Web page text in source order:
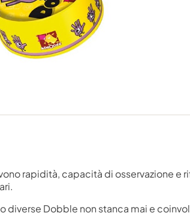
rapidità, capacità di osservazione
diverse Dobble non stanca mai e